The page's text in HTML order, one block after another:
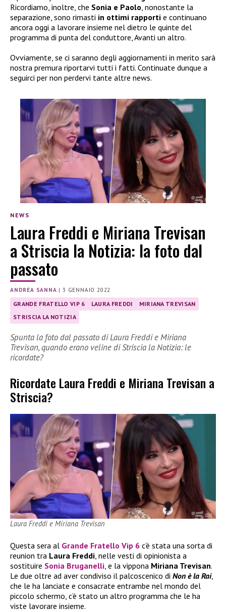
Ricordiamo, inoltre, che Sonia e Paolo , nonostante la
separazione, sono rimasti in ottimi rapporti e continuano
ancora oggi a lavorare insieme nel dietro le quinte del
programma di punta del conduttore, Avanti un altro.
Ovviamente, se ci saranno degli aggiornamenti in merito sarà
nostra premura riportarvi tutti i fatti. Continuate dunque a
seguirci per non perdervi tante altre news.
NEWS
Laura Freddi e Miriana Trevisan
a Striscia la Notizia: la foto dal
passato
ANDREA SANNA |3 GENNAIO 2022
GRANDE FRATELLO VIP 6 LAURA FREDDI
MIRIANA TREVISAN
STRISCIA LA NOTIZIA
Spunta la foto dal passato di Laura Freddi e Miriana
Trevisan, quando erano veline di Striscia la Notizia: le
ricordate?
Ricordate Laura Freddi e Miriana Trevisan a
Striscia?
Laura Freddi e Miriana Trevisan
Questa sera al Grande Fratello Vip 6 c’è stata una sorta di
reunion tra Laura Freddi, nelle vesti di opinionista a
sostituire Sonia Bruganelli, e la vippona Miriana Trevisan.
Le due oltre ad aver condiviso il palcoscenico di Non è la Rai,
che le ha lanciate e consacrate entrambe nel mondo del
piccolo schermo, c’è stato un altro programma che le ha
viste lavorare insieme.